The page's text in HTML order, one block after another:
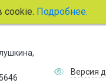
cookie. Подробнее.
Версия